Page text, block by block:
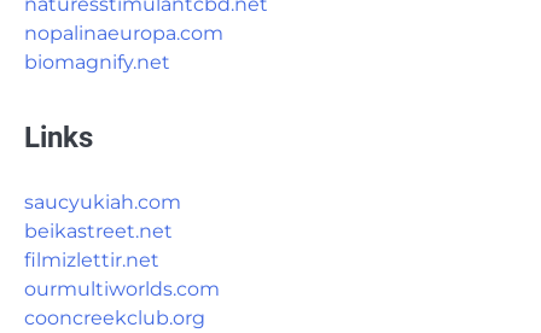
nopalinaeuropa.com
biomagnify.net
Links
saucyukiah.com
beikastreet.net
filmizlettir.net
ourmultiworlds.com
cooncreekclub.org